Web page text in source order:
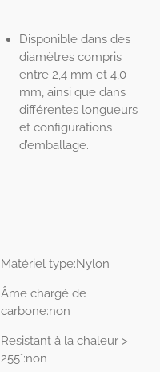
Disponible dans des
diamètres compris
entre 2,4 mm et 4,0
mm, ainsi que dans
différentes longueurs
et configurations
d’emballage.
Matériel type:Nylon
Âme chargé de
carbone:non
Resistant à la chaleur >
255°:non